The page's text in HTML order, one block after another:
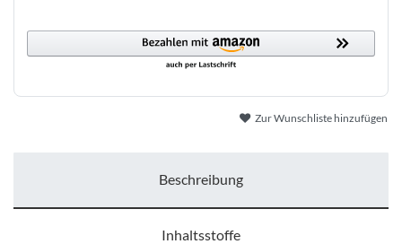
Zur Wunschliste hinzufügen
Beschreibung
Inhaltsstoffe